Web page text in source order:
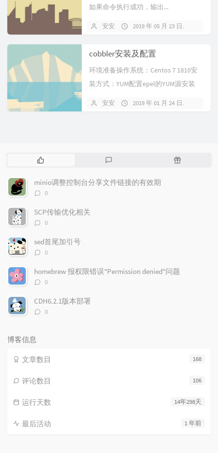
如果命令执行成功，输出...
安安 2019 年 05 月 23 日
cobbler安装及配置
环境准备操作系统：Centos 7 1810安
装方式：YUM配置epel的YUM源安装
安安 2019 年 01 月 24 日
热
文
章
评
随
minio调整控制台分享文件链接的有效期
评
数：
0
SCP传输优化相关
评
数：
0
sed首尾加引号
评
数：
0
homebrew 报权限错误"Permission denied"问题
评
数：
0
CDH6.2.1版本部署
评
0
博客信息
168
文章数目
106
评论数目
14年298天
运行天数
1 年前
最后活动